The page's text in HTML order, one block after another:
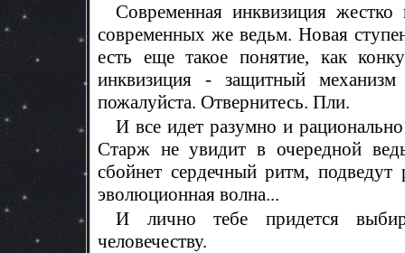
Современная инквизиция
современных же ведьм. Новая
есть еще такое понятие, как
инквизиция - защитный механизм
пожалуйста. Отвернитесь. Пли.
И все идет разумно и
Старж не увидит в очередной
сбойнет сердечный ритм, подведут
эволюционная волна...
И лично тебе придется
человечеству.